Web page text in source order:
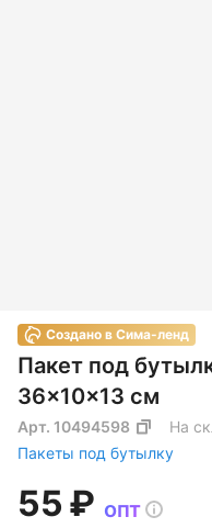
Создано в Сима-ленд
Пакет под
36×10×13 см
Арт. 10494598
На
Пакеты под бутылку
55 ₽ опт